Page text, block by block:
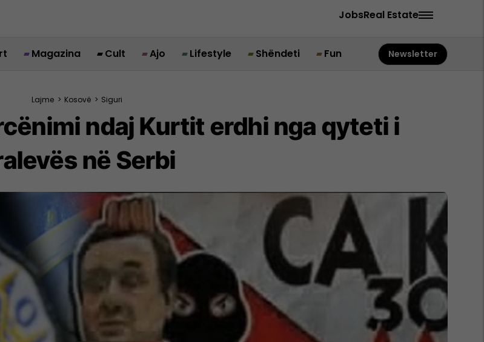
JobsReal Estate
Magazina Cult Ajo Lifestyle Shëndeti Fun Newsletter
Lajme > Kosovë > Siguri
ndaj Kurtit erdhi nga qyteti i
në Serbi